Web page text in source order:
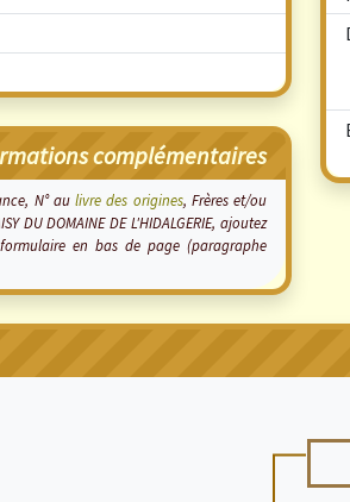
complémentaires
N° aulivre des origines, Frères et/ou
DU DOMAINE DE L'HIDALGERIE, ajoutez
en bas de page (paragraphe